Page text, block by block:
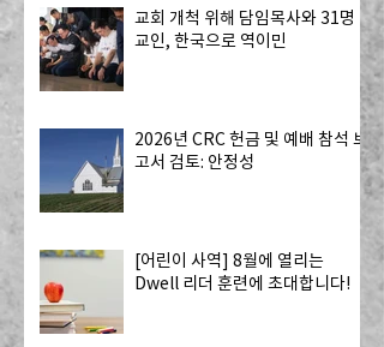
교회 개척 위해 담임목사와 31명
교인, 한국으로 역이민
2026년 CRC 헌금 및 예배 참석 보
고서 검토: 안정성
[어린이 사역] 8월에 열리는
Dwell 리더 훈련에 초대합니다!